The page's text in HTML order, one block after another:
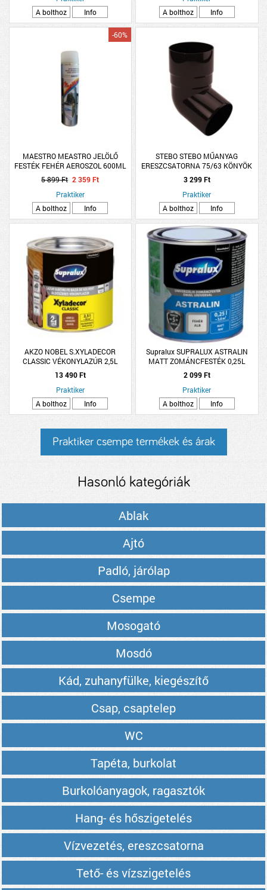
A bolthoz
Info
A bolthoz
Info
MAESTRO MEASTRO JELÖLŐ
FESTÉK FEHÉR AEROSZOL 600ML
-60%
5 899 Ft 2 359 Ft
Praktiker
A bolthoz
Info
STEBO STEBO MŰANYAG
ERESZCSATORNA 75/63 KÖNYÖK
67,5 BARNA
3 299 Ft
Praktiker
A bolthoz
Info
AKZO NOBEL S.XYLADECOR
CLASSIC VÉKONYLAZÚR 2,5L
VÖRÖSES MAHAGÓNI OLDÓSZERES
13 490 Ft
Praktiker
A bolthoz
Info
Supralux SUPRALUX ASTRALIN
MATT ZOMÁNCFESTÉK 0,25L
FEHÉR
2 099 Ft
Praktiker
A bolthoz
Info
Praktiker csempe termékek és árak
Hasonló kategóriák
Ablak
Ajtó
Padló, járólap
Csempe
Mosogató
Mosdó
Kád, zuhanyfülke, kiegészítő
Csap, csaptelep
WC
Tapéta, burkolat
Burkolóanyagok, ragasztók
Hang- és hőszigetelés
Vízvezetés, ereszcsatorna
Tető- és vízszigetelés